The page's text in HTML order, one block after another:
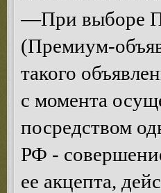
—При выборе
(Премиум-
такого
с момента
посредством
РФ -
ее акцепта,